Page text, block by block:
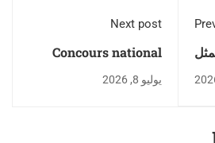
Next post
Concours national
d’accès à la formation
doctorale au niveau
يوليو 8, 2026